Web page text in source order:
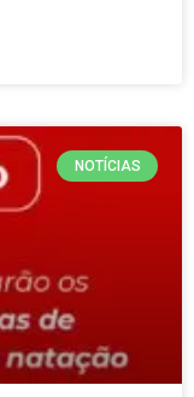
NOTÍCIAS